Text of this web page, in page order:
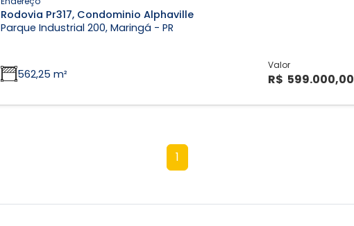
Rodovia Pr317, Condominio Alphaville
Parque Industrial 200, Maringá - PR
562,25 m²
Valor
R$ 599.000,00
1